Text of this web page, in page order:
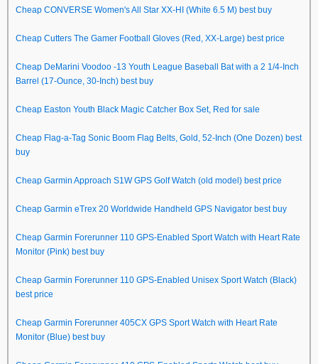
Cheap CONVERSE Women's All Star XX-HI (White 6.5 M) best buy
Cheap Cutters The Gamer Football Gloves (Red, XX-Large) best price
Cheap DeMarini Voodoo -13 Youth League Baseball Bat with a 2 1/4-Inch
Barrel (17-Ounce, 30-Inch) best buy
Cheap Easton Youth Black Magic Catcher Box Set, Red for sale
Cheap Flag-a-Tag Sonic Boom Flag Belts, Gold, 52-Inch (One Dozen) best
buy
Cheap Garmin Approach S1W GPS Golf Watch (old model) best price
Cheap Garmin eTrex 20 Worldwide Handheld GPS Navigator best buy
Cheap Garmin Forerunner 110 GPS-Enabled Sport Watch with Heart Rate
Monitor (Pink) best buy
Cheap Garmin Forerunner 110 GPS-Enabled Unisex Sport Watch (Black)
best price
Cheap Garmin Forerunner 405CX GPS Sport Watch with Heart Rate
Monitor (Blue) best buy